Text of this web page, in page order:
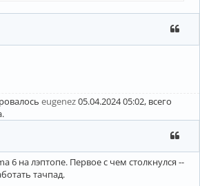
: 4,02 MiB
Antonio Rojas <arojas@archlinux.org>
: Ср 06 дек 2023 13:14:38
: Явно установлен
khotkeys
5.115.0-1  kemoticons-5.115.0-
5.115.0-1  khotkeys-5.27.10-1
36,50 MiB
[Y/n]
eugenez05.04.2024 05:02, всего
6 на лэптопе. Первое с чем столкнулся --
тачпад.